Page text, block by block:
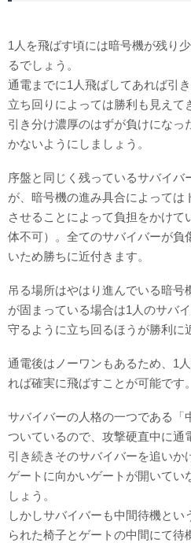
1人を飛ばす頃には暗号機が残り
るでしょう。
通電までに1人飛ばしてあれば引き
立ち回りによっては勝利も見えて
引き分け濃厚のはずが負けになっ
かないようにしましょう。
序盤と同じく残っているサバイバ
が、暗号機の進み具合によっては
させることによって負担をかけて
体不可）。全てのサバイバーが負
いため勝ちに近付きます。
吊る場所はやはり進んでいる暗号
が固まっている場合は1人のサバ
守るように立ち回るほうが勝利に
通電後はノーワンもあるため、1
れば確実に飛ばすことが可能です。
サバイバーの人格の一つである「
ついているので、攻撃硬直中に通
引き続きそのサバイバーを追いか
ゲートに向かいゲートが開いてい
しょう。
しかしサバイバーも中間待機とい
られた椅子とゲートの中間にて待